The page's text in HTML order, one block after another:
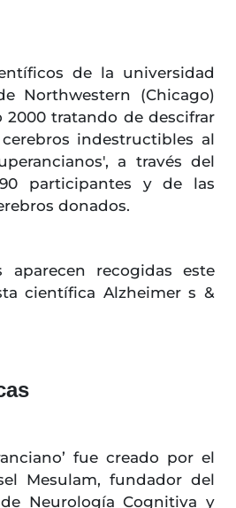
de la universidad
Northwestern (Chicago)
2000 tratando de descifrar
indestructibles al
a través del
participantes y de las
donados.
aparecen recogidas este
científica Alzheimer s &
fue creado por el
Mesulam, fundador del
Neurología Cognitiva y